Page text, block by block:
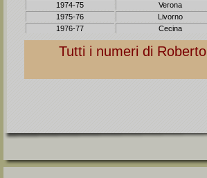
1974-75
Verona
1975-76
Livorno
1976-77
Cecina
Tutti i numeri di Roberto